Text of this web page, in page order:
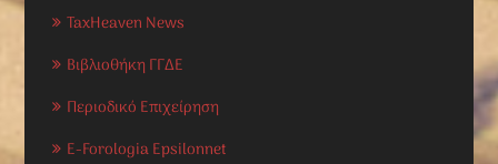
TaxHeaven News
Βιβλιοθήκη ΓΓΔΕ
Περιοδικό Επιχείρηση
E-Forologia Epsilonnet